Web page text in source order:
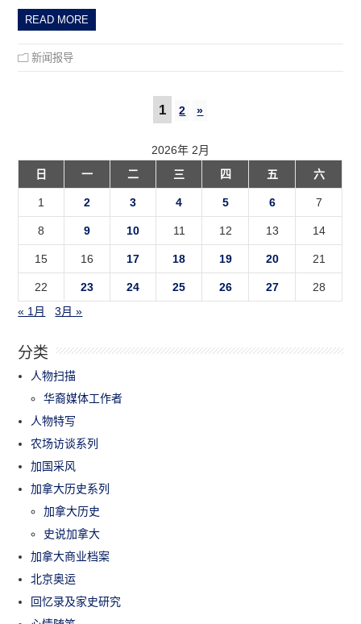
READ MORE
新闻报导
1 2 »
2026年 2月
日
一 二 三 四 五 六
1 2 3 4 5 6 7
8 9 10 11 12 13 14
15 16 17 18 19 20 21
22 23 24 25 26 27
28
« 1月
3月 »
分类
人物扫描
华裔媒体工作者
人物特写
农场访谈系列
加国采风
加拿大历史系列
加拿大历史
史说加拿大
加拿大商业档案
北京奥运
回忆录及家史研究